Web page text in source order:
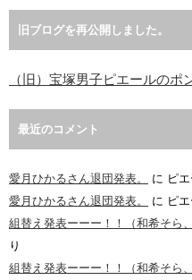
旧ブログを再公開しました。
（旧）宝塚男子ピエールのポ
最近のコメント
愛月ひかるさん退団発表。 に ピ
愛月ひかるさん退団発表。
に ピ
組替え発表ーーー！！（和希そら
り
組替え発表ーーー！！（和希そら